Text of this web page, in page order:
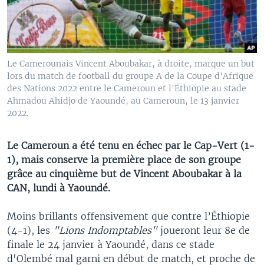
Le Camerounais Vincent Aboubakar, à droite, marque un but
lors du match de football du groupe A de la Coupe d'Afrique
des Nations 2022 entre le Cameroun et l'Éthiopie au stade
Ahmadou Ahidjo de Yaoundé, au Cameroun, le 13 janvier
2022.
Le Cameroun a été tenu en échec par le Cap-Vert (1-
1), mais conserve la première place de son groupe
grâce au cinquième but de Vincent Aboubakar à la
CAN, lundi à Yaoundé.
Moins brillants offensivement que contre l’Éthiopie
(4-1), les "Lions Indomptables"joueront leur 8e de
finale le 24 janvier à Yaoundé, dans ce stade
d'Olembé mal garni en début de match, et proche de